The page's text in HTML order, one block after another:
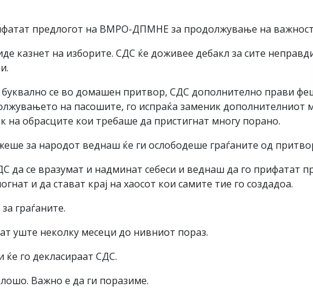
предлогот на ВМРО-ДПМНЕ за продолжување на
казнет на изборите. СДС ќе доживее дебакл за сите
се во домашен притвор, СДС дополнително прави
на пасошите, го испраќа заменик
на обрасците кои требаше да пристигнат многу порано.
за народот веднаш ќе ги ослободеше граѓаните од
да се вразумат и надминат себеси и веднаш да го
и да стават крај на хаосот кои самите тие го создадоа.
граѓаните.
уште неколку месеци до нивниот пораз.
ќе го декласираат СДС.
Важно е да ги поразиме.